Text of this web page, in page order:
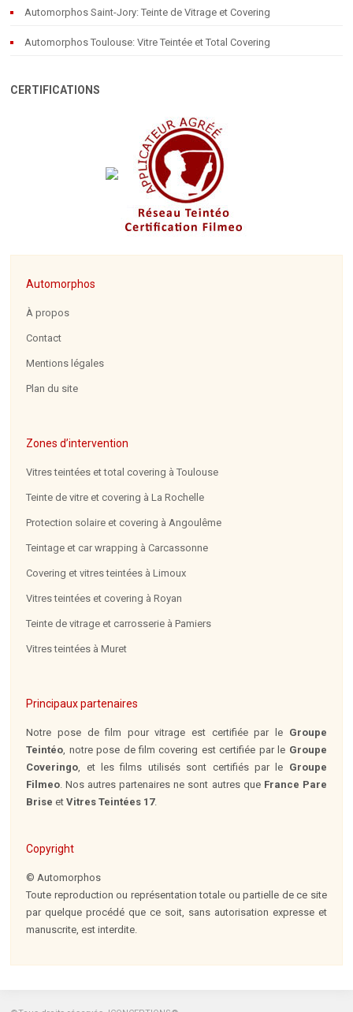
Automorphos Saint-Jory: Teinte de Vitrage et Covering
Automorphos Toulouse: Vitre Teintée et Total Covering
CERTIFICATIONS
Automorphos
À propos
Contact
Mentions légales
Plan du site
Zones d’intervention
Vitres teintées et total covering à Toulouse
Teinte de vitre et covering à La Rochelle
Protection solaire et covering à Angoulême
Teintage et car wrapping à Carcassonne
Covering et vitres teintées à Limoux
Vitres teintées et covering à Royan
Teinte de vitrage et carrosserie à Pamiers
Vitres teintées à Muret
Principaux partenaires
Notre pose de film pour vitrage est certifiée par le Groupe
Teintéo , notre pose de film covering est certifiée par le Groupe
Coveringo , et les films utilisés sont certifiés par le Groupe
Filmeo . Nos autres partenaires ne sont autres que France Pare
Brise etVitres Teintées 17.
Copyright
© Automorphos
Toute reproduction ou représentation totale ou partielle de ce site
par quelque procédé que ce soit, sans autorisation expresse et
manuscrite, est interdite.